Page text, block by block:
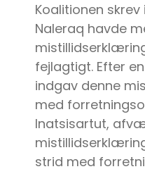
Koalitionen
Naleraq havde
fejlagtigt. Efter
indgav denne
med
Inatsisartut,
strid med